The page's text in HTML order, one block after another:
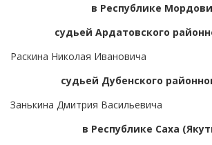
в Республике
судьей Ардатовского
Раскина Николая Ивановича
судьей Дубенского
Занькина Дмитрия Васильевича
в Республике Саха